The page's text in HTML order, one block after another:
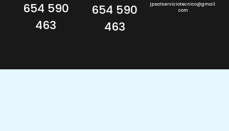
654 590
463
654 590
463
jpsatserviciotecnico@gmail.
com